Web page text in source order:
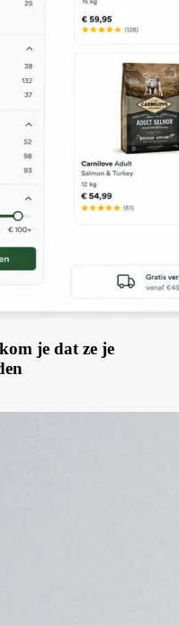
je dat ze je